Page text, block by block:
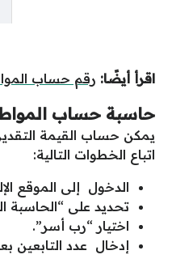
اقرأ أيضًا: رقم حساب
حاسبة حساب
يمكن حساب القيمة
اتباع الخطوات التالية:
الدخول إلى الموقع
تحديد على “الحاسبة
اختيار “رب أسر”.
إدخال عدد التابعين بعمر 18 سنة أو أكثر في الحقل